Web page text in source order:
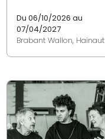
Du 06/10/2026 au
07/04/2027
Brabant Wallon, Hainaut